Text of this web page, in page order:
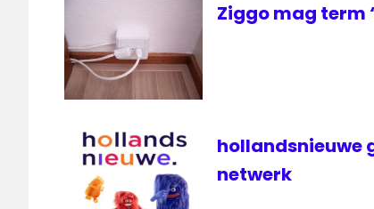
Ziggo mag term
hollandsnieuwe
netwerk